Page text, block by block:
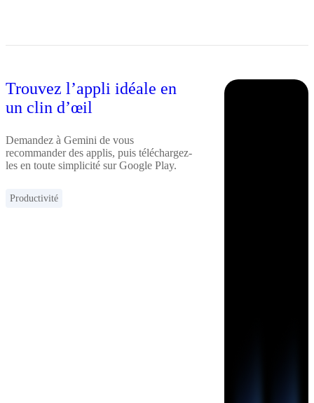
Trouvez l’appli idéale en
un clin d’œil
Demandez à Gemini de vous
recommander des applis, puis téléchargez-
les en toute simplicité sur Google Play.
Productivité